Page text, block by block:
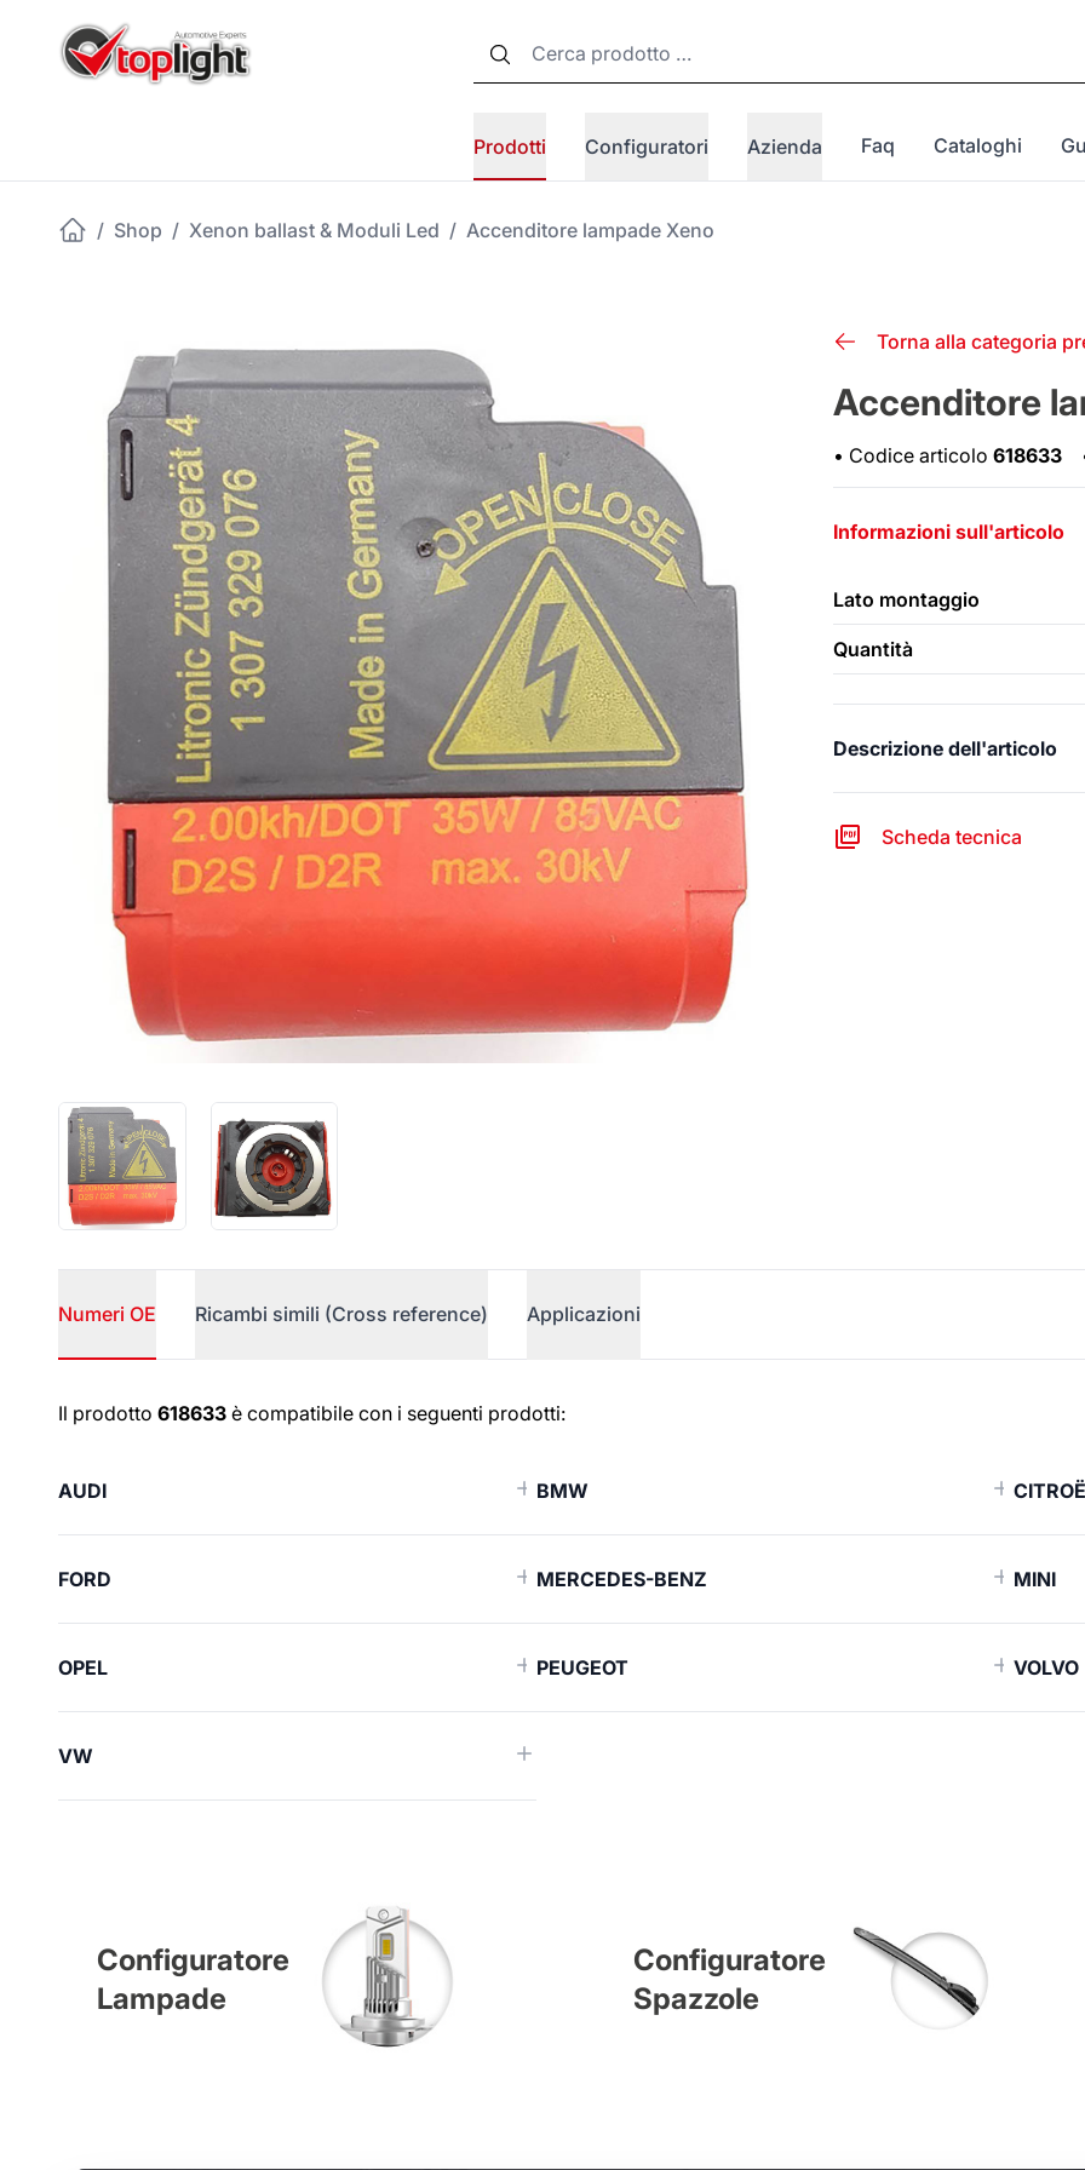
Prodotti Configuratori Azienda Faq Cataloghi
/ Shop / Xenon ballast & Moduli Led / Accenditore lampade Xeno
Torna alla categoria
Accenditore
• Codice articolo 618633
Informazioni sull'articolo
Lato montaggio
Quantità
Descrizione dell'articolo
Scheda tecnica
Numeri OE Ricambi simili (Cross reference) Applicazioni
Numeri OE
Il prodotto 618633 è compatibile con i seguenti prodotti:
AUDI BMW
FORD MERCEDES-BENZ MINI
OPEL PEUGEOT VOLVO
VW
Configuratore
Lampade
Configuratore
Spazzole